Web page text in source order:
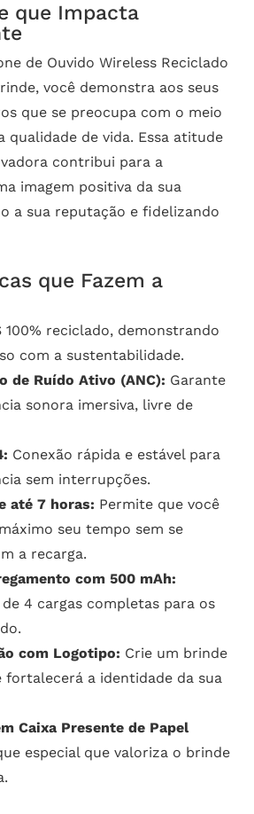
que Impacta
de Ouvido Wireless Reciclado
você demonstra aos seus
que se preocupa com o meio
qualidade de vida. Essa atitude
contribui para a
imagem positiva da sua
a sua reputação e fidelizando
que Fazem a
100% reciclado, demonstrando
com a sustentabilidade.
de Ruído Ativo (ANC): Garante
sonora imersiva, livre de
Conexão rápida e estável para
sem interrupções.
até 7 horas: Permite que você
seu tempo sem se
a recarga.
com 500 mAh:
4 cargas completas para os
com Logotipo: Crie um brinde
fortalecerá a identidade da sua
Caixa Presente de Papel
especial que valoriza o brinde